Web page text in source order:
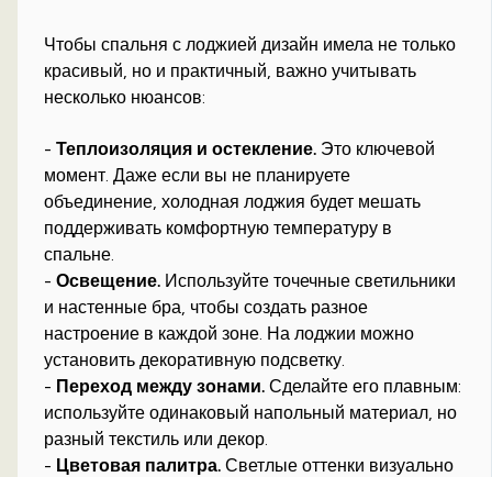
Чтобы спальня с лоджией дизайн имела не только
красивый, но и практичный, важно учитывать
несколько нюансов:
-Теплоизоляция и остекление. Это ключевой
момент. Даже если вы не планируете
объединение, холодная лоджия будет мешать
поддерживать комфортную температуру в
спальне.
-Освещение. Используйте точечные светильники
и настенные бра, чтобы создать разное
настроение в каждой зоне. На лоджии можно
установить декоративную подсветку.
- Переход между зонами. Сделайте его плавным:
используйте одинаковый напольный материал, но
разный текстиль или декор.
- Цветовая палитра. Светлые оттенки визуально